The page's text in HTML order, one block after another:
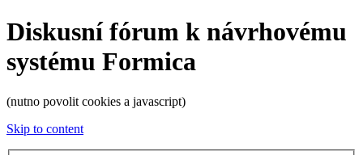
Diskusní fórum k návrhovému
systému Formica
(nutno povolit cookies a javascript)
Skip to content